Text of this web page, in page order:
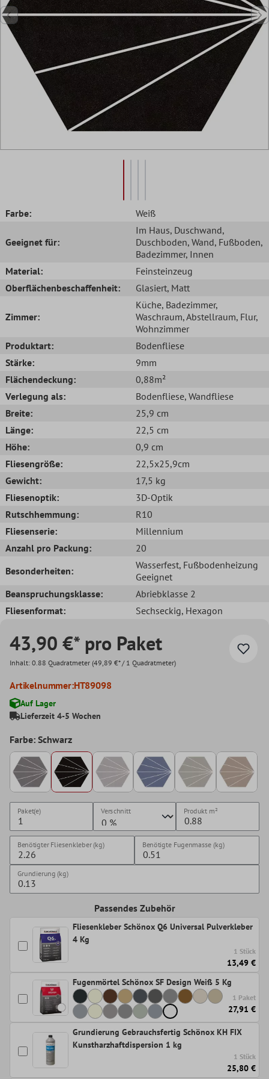
Farbe: Weiß
Geeignet für:
Im Haus, Duschwand,
Duschboden, Wand, Fußboden,
Badezimmer, Innen
Material:
Feinsteinzeug
Oberflächenbeschaffenheit:
Glasiert, Matt
Zimmer:
Küche, Badezimmer,
Waschraum, Abstellraum, Flur,
Wohnzimmer
Produktart:
Bodenfliese
Stärke:
9mm
Flächendeckung:
0,88m²
Verlegung als:
Bodenfliese, Wandfliese
Breite:
25,9 cm
Länge:
22,5 cm
Höhe:
0,9 cm
Fliesengröße:
22,5x25,9cm
Gewicht:
17,5 kg
Fliesenoptik:
3D-Optik
Rutschhemmung:
R10
Fliesenserie:
Millennium
Anzahl pro Packung:
20
Besonderheiten:
Wasserfest, Fußbodenheizung
Geeignet
Beanspruchungsklasse:
Abriebklasse 2
Fliesenformat:
Sechseckig, Hexagon
43,90 €* pro Paket
Inhalt: 0.88 Quadratmeter (49,89 €* / 1 Quadratmeter)
Artikelnummer:HT89098
Auf Lager
Lieferzeit 4-5 Wochen
Farbe: Schwarz
Paket(e) Verschnitt Produkt m²
Benötigter Fliesenkleber (kg) Benötigte Fugenmasse (kg)
Grundierung (kg)
Passendes Zubehör
Fliesenkleber Schönox Q6 Universal Pulverkleber
4 Kg
1 Stück
13,49 €
Fugenmörtel Schönox SF Design Weiß 5 Kg
1 Paket
27,91 €
Grundierung Gebrauchsfertig Schönox KH FIX
Kunstharzhaftdispersion 1 kg
1 Stück
25,80 €